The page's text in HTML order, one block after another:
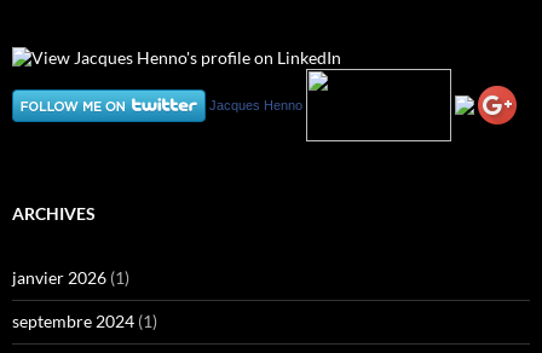
Jacques Henno
ARCHIVES
janvier 2026 (1)
septembre 2024 (1)